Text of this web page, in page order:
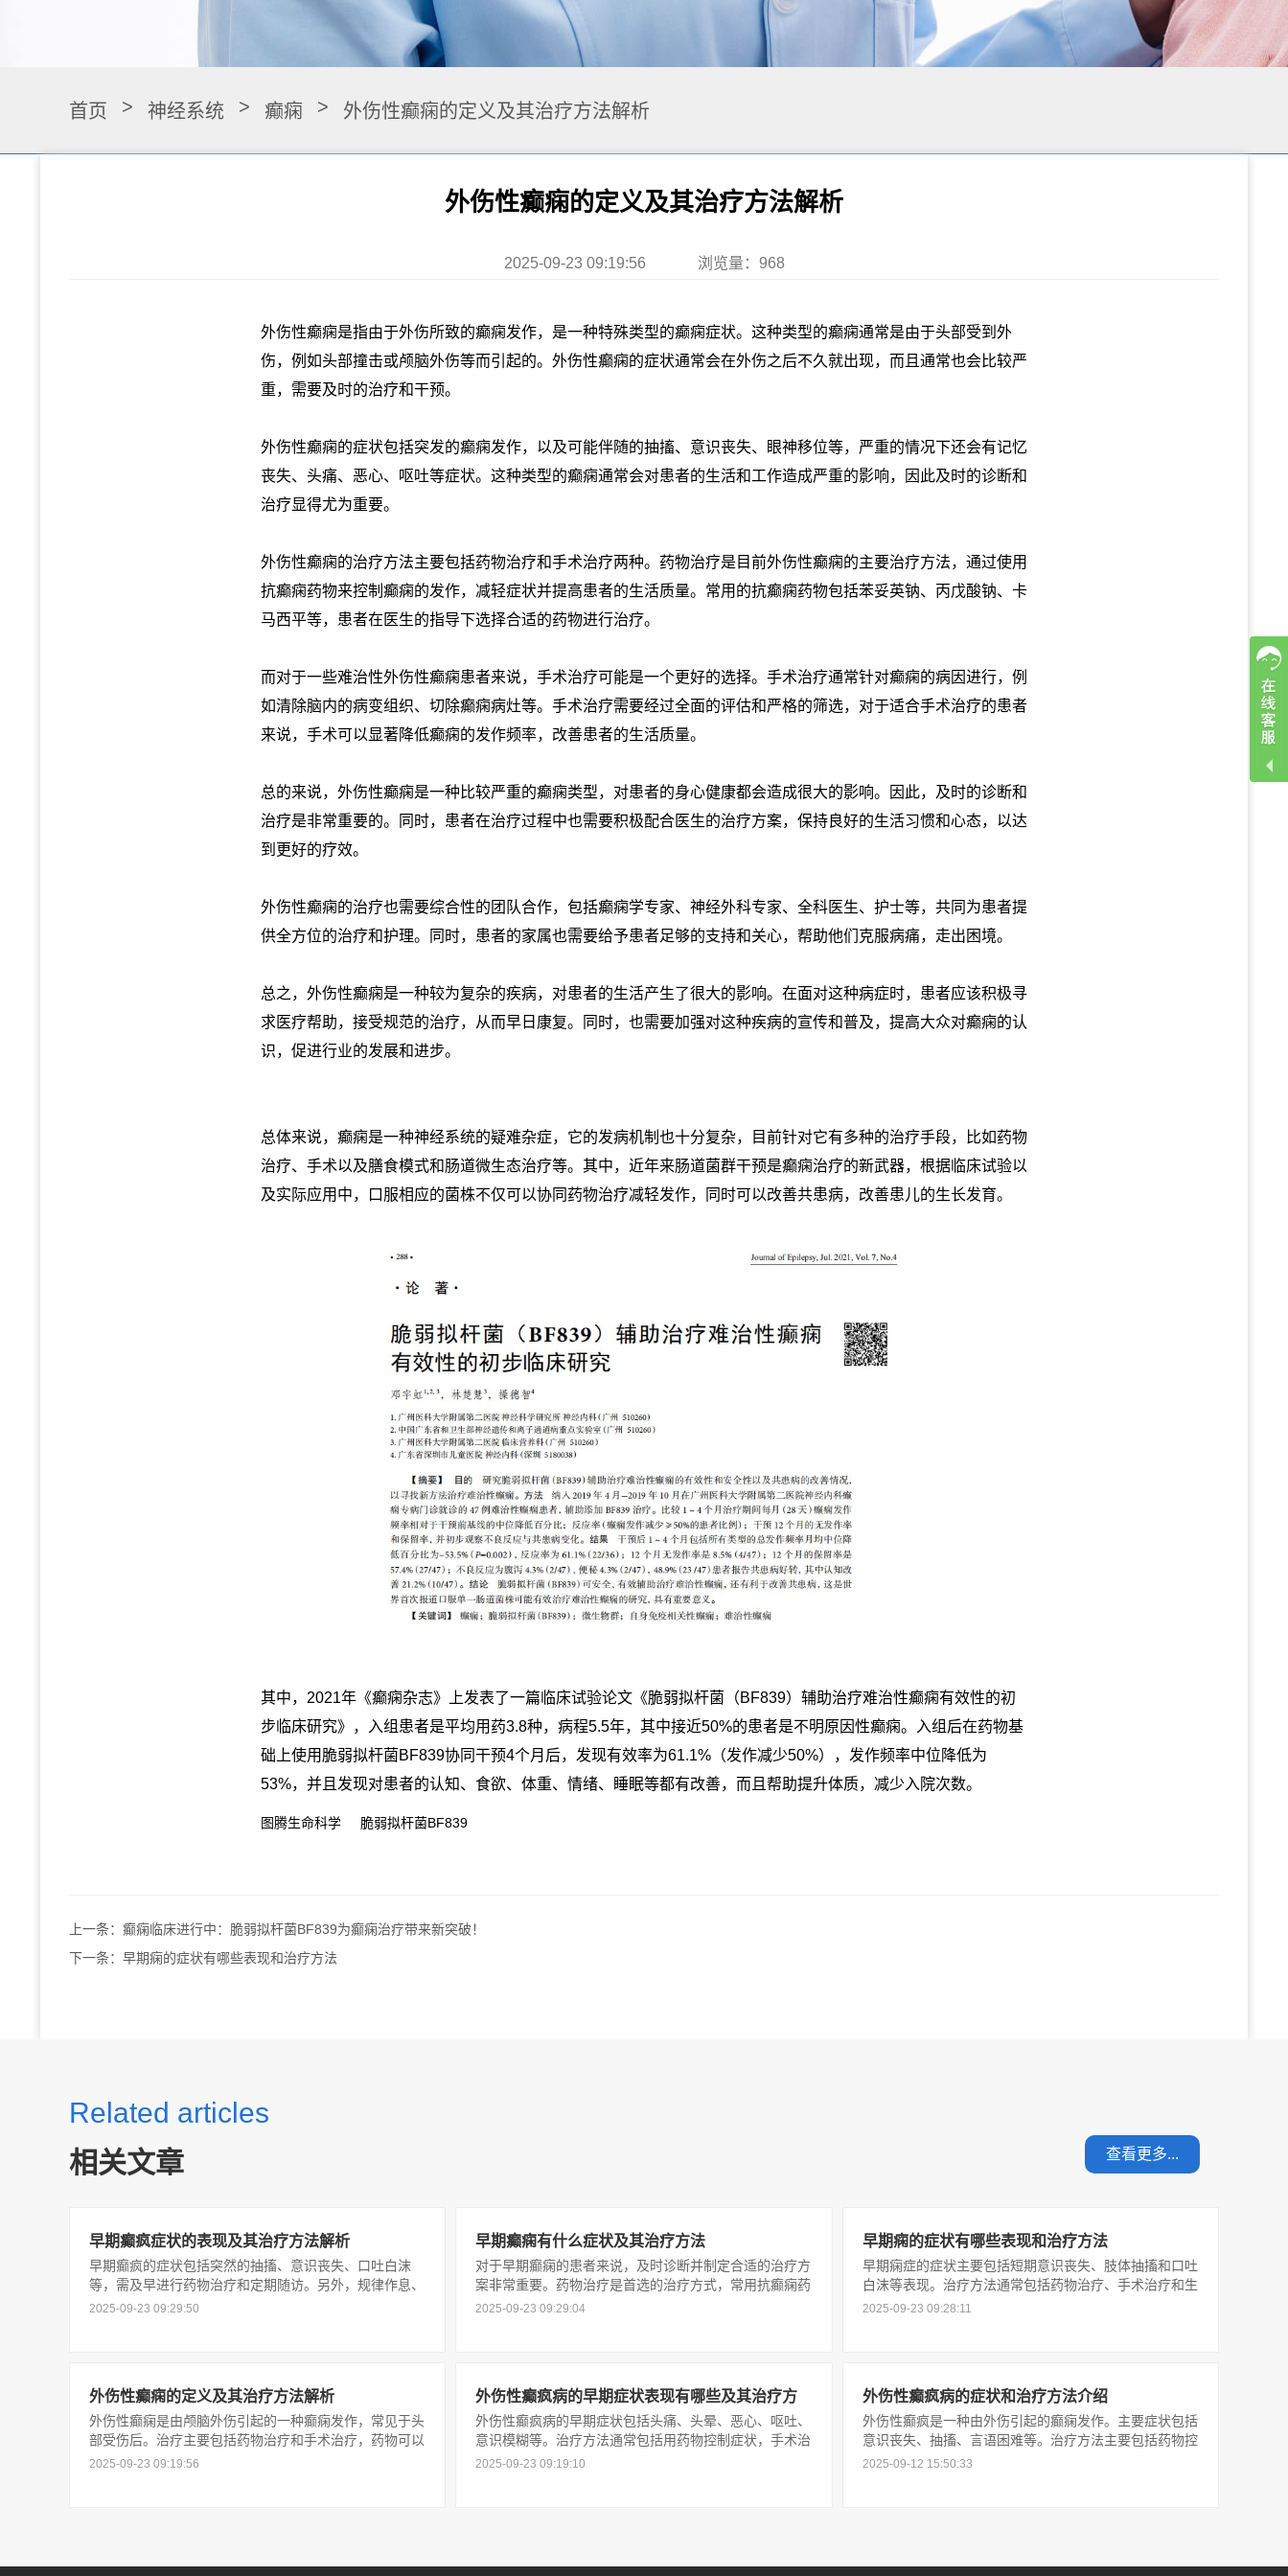
首页 > 神经系统 > 癫痫 > 外伤性癫痫的定义及其治疗方法解析
外伤性癫痫的定义及其治疗方法解析
2025-09-23 09:19:56 浏览量：968
外伤性癫痫是指由于外伤所致的癫痫发作，是一种特殊类型的癫痫症状。这种类型的癫痫通常是由于头部受到外
伤，例如头部撞击或颅脑外伤等而引起的。外伤性癫痫的症状通常会在外伤之后不久就出现，而且通常也会比较严
重，需要及时的治疗和干预。
外伤性癫痫的症状包括突发的癫痫发作，以及可能伴随的抽搐、意识丧失、眼神移位等，严重的情况下还会有记忆
丧失、头痛、恶心、呕吐等症状。这种类型的癫痫通常会对患者的生活和工作造成严重的影响，因此及时的诊断和
治疗显得尤为重要。
外伤性癫痫的治疗方法主要包括药物治疗和手术治疗两种。药物治疗是目前外伤性癫痫的主要治疗方法，通过使用
抗癫痫药物来控制癫痫的发作，减轻症状并提高患者的生活质量。常用的抗癫痫药物包括苯妥英钠、丙戊酸钠、卡
马西平等，患者在医生的指导下选择合适的药物进行治疗。
而对于一些难治性外伤性癫痫患者来说，手术治疗可能是一个更好的选择。手术治疗通常针对癫痫的病因进行，例
如清除脑内的病变组织、切除癫痫病灶等。手术治疗需要经过全面的评估和严格的筛选，对于适合手术治疗的患者
来说，手术可以显著降低癫痫的发作频率，改善患者的生活质量。
总的来说，外伤性癫痫是一种比较严重的癫痫类型，对患者的身心健康都会造成很大的影响。因此，及时的诊断和
治疗是非常重要的。同时，患者在治疗过程中也需要积极配合医生的治疗方案，保持良好的生活习惯和心态，以达
到更好的疗效。
外伤性癫痫的治疗也需要综合性的团队合作，包括癫痫学专家、神经外科专家、全科医生、护士等，共同为患者提
供全方位的治疗和护理。同时，患者的家属也需要给予患者足够的支持和关心，帮助他们克服病痛，走出困境。
总之，外伤性癫痫是一种较为复杂的疾病，对患者的生活产生了很大的影响。在面对这种病症时，患者应该积极寻
求医疗帮助，接受规范的治疗，从而早日康复。同时，也需要加强对这种疾病的宣传和普及，提高大众对癫痫的认
识，促进行业的发展和进步。
总体来说，癫痫是一种神经系统的疑难杂症，它的发病机制也十分复杂，目前针对它有多种的治疗手段，比如药物
治疗、手术以及膳食模式和肠道微生态治疗等。其中，近年来肠道菌群干预是癫痫治疗的新武器，根据临床试验以
及实际应用中，口服相应的菌株不仅可以协同药物治疗减轻发作，同时可以改善共患病，改善患儿的生长发育。
其中，2021年《癫痫杂志》上发表了一篇临床试验论文《脆弱拟杆菌（BF839）辅助治疗难治性癫痫有效性的初
步临床研究》，入组患者是平均用药3.8种，病程5.5年，其中接近50%的患者是不明原因性癫痫。入组后在药物基
础上使用脆弱拟杆菌BF839协同干预4个月后，发现有效率为61.1%（发作减少50%），发作频率中位降低为
53%，并且发现对患者的认知、食欲、体重、情绪、睡眠等都有改善，而且帮助提升体质，减少入院次数。
图腾生命科学 脆弱拟杆菌BF839
上一条： 癫痫临床进行中：脆弱拟杆菌BF839为癫痫治疗带来新突破！
下一条： 早期痫的症状有哪些表现和治疗方法
Related articles
相关文章
查看更多...
早期癫疯症状的表现及其治疗方法解析
早期癫疯的症状包括突然的抽搐、意识丧失、口吐白沫
等，需及早进行药物治疗和定期随访。另外，规律作息、
避免刺激等也有助于控制症状。对于难治性癫疯，手术治
2025-09-23 09:29:50
早期癫痫有什么症状及其治疗方法
对于早期癫痫的患者来说，及时诊断并制定合适的治疗方
案非常重要。药物治疗是首选的治疗方式，常用抗癫痫药
物有多种选择，可以有效控制癫痫发作。部分患者可能需
2025-09-23 09:29:04
早期痫的症状有哪些表现和治疗方法
早期痫症的症状主要包括短期意识丧失、肢体抽搐和口吐
白沫等表现。治疗方法通常包括药物治疗、手术治疗和生
活方式管理等综合措施。及时就医，积极治疗，可以有效
2025-09-23 09:28:11
外伤性癫痫的定义及其治疗方法解析
外伤性癫痫是由颅脑外伤引起的一种癫痫发作，常见于头
部受伤后。治疗主要包括药物治疗和手术治疗，药物可以
帮助控制癫痫发作，手术可以切除导致癫痫的病灶，但需
2025-09-23 09:19:56
外伤性癫疯病的早期症状表现有哪些及其治疗方
法与预防措施
外伤性癫疯病的早期症状包括头痛、头晕、恶心、呕吐、
意识模糊等。治疗方法通常包括用药物控制症状，手术治
疗及心理支持等。预防措施包括避免外伤、定期体检以及
2025-09-23 09:19:10
外伤性癫疯病的症状和治疗方法介绍
外伤性癫疯是一种由外伤引起的癫痫发作。主要症状包括
意识丧失、抽搐、言语困难等。治疗方法主要包括药物控
制和手术治疗。及时就医对于提高病人的生活质量和预防
2025-09-12 15:50:33